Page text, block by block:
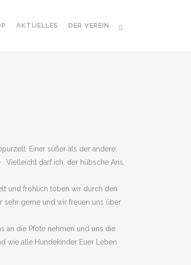
AKTUELLES DER VEREIN
Einer süßer als der andere,
Vielleicht darf ich, der hübsche Aris,
und fröhlich toben wir durch den
sehr gerne und wir freuen uns über
an die Pfote nehmen und uns die
wie alle Hundekinder Euer Leben